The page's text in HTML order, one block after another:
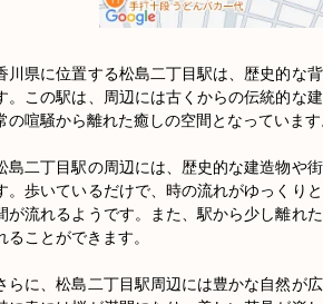
川県に位置する松島二丁目駅は、歴史的な
。この駅は、周辺には古くからの伝統的な
の喧騒から離れた癒しの空間となっています
島二丁目駅の周辺には、歴史的な建造物や
。歩いているだけで、時の流れがゆっくり
が流れるようです。また、駅から少し離れ
ることができます。
らに、松島二丁目駅周辺には豊かな自然が